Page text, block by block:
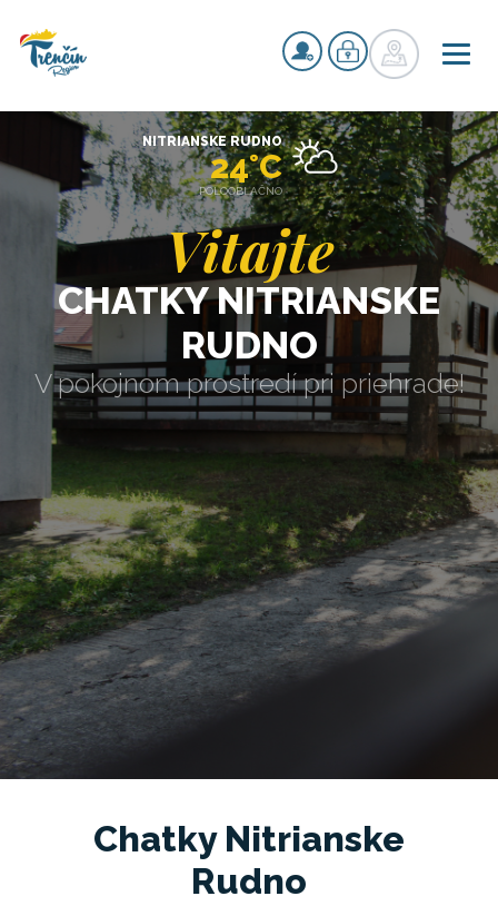
Vitajte
CHATKY NITRIANSKE
RUDNO
V pokojnom prostredí pri priehrade!
NITRIANSKE RUDNO
24°C
POLOOBLAČNO
Chatky Nitrianske
Rudno